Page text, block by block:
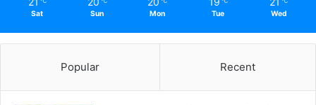
Sat Sun Mon Tue Wed
Popular Recent